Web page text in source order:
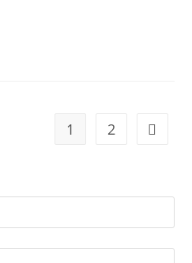
1 2